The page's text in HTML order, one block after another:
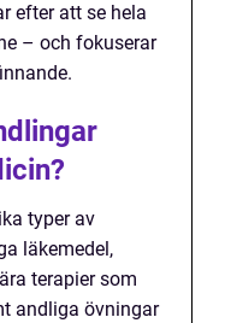
efter att se hela
– och fokuserar
typer av
läkemedel,
terapier som
andliga övningar